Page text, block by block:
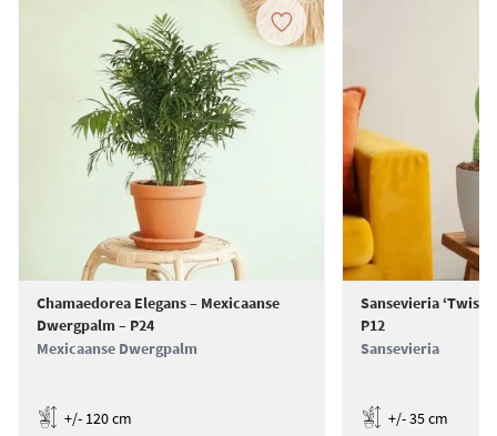
Chamaedorea Elegans – Mexicaanse
Dwergpalm – P24
Mexicaanse Dwergpalm
+/- 120 cm
Sansevieria
P12
Sansevieria
+/- 35 cm